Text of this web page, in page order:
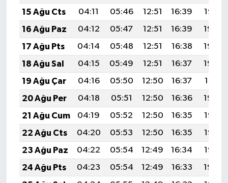
15 Ağu Cts
04:11 05:46 12:51 16:39
19:47
16 Ağu Paz
04:12 05:47 12:51 16:39
19:45
17 Ağu Pts
04:14 05:48 12:51 16:38
19:44
18 Ağu Sal
04:15 05:49 12:51 16:37
19:42
19 Ağu Çar
04:16 05:50 12:50 16:37
19:41
20 Ağu Per
04:18 05:51 12:50 16:36
19:40
21 Ağu Cum
04:19 05:52 12:50 16:35
19:38
22 Ağu Cts
04:20 05:53 12:50 16:35
19:37
23 Ağu Paz
04:22 05:54 12:49 16:34
19:35
24 Ağu Pts
04:23 05:54 12:49 16:33
19:34